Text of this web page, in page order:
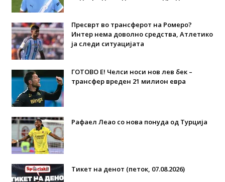
Пресврт во трансферот на Ромеро?
Интер нема доволно средства, Атлетико
ја следи ситуацијата
ГОТОВО Е! Челси носи нов лев бек –
трансфер вреден 21 милион евра
Рафаел Леао со нова понуда од Турција
Тикет на денот (петок, 07.08.2026)